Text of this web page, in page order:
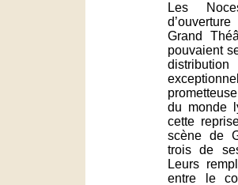
Les
Grand
pouvaient
du monde
cette
scène de
trois de
Leurs
entre le